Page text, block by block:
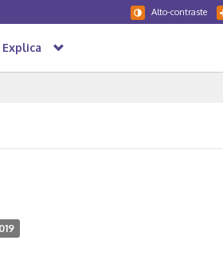
Alto-contraste
Explica